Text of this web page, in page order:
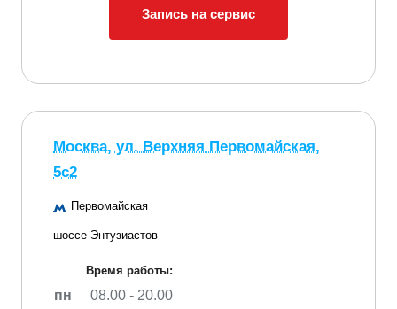
Запись на сервис
Москва, ул. Верхняя Первомайская,
5с2
Первомайская
шоссе Энтузиастов
Время работы:
пн
08.00 - 20.00